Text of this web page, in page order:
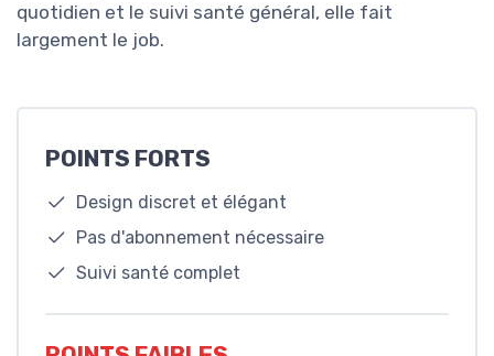
quotidien et le suivi santé général, elle fait
largement le job.
POINTS FORTS
Design discret et élégant
Pas d'abonnement nécessaire
Suivi santé complet